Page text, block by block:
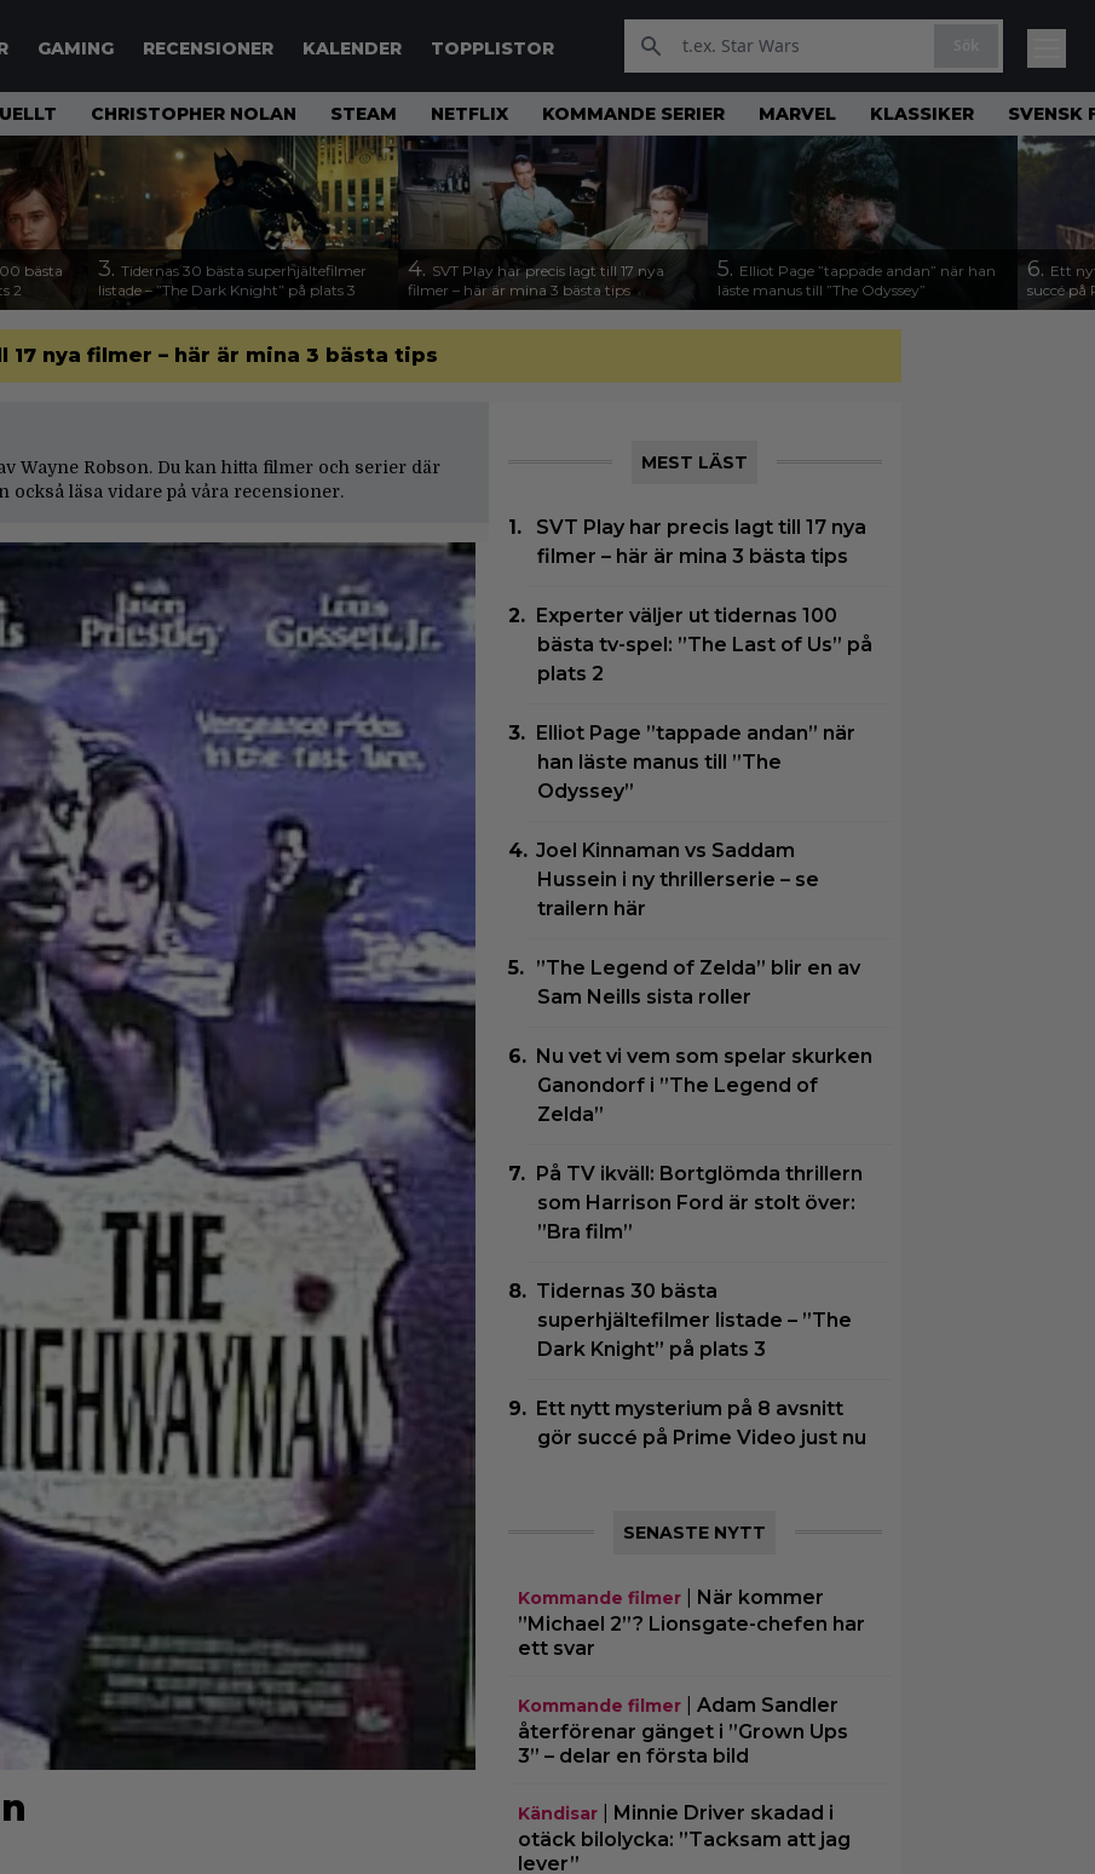
GAMING RECENSIONER KALENDER TOPPLISTOR
CHRISTOPHER NOLAN STEAM NETFLIX KOMMANDE SERIER MARVEL KLASSIKER SVENSK
bästa
2
3. Tidernas 30 bästa superhjältefilmer
listade – ”The Dark Knight” på plats 3
4. SVT Play har precis lagt till 17 nya
filmer – här är mina 3 bästa tips
5. Elliot Page ”tappade andan” när han
läste manus till ”The Odyssey”
6. Ett
succé på
17 nya filmer – här är mina 3 bästa tips
Wayne Robson. Du kan hitta filmer och serier där
också läsa vidare på våra recensioner.
MEST LÄST
SVT Play har precis lagt till 17 nya
filmer – här är mina 3 bästa tips
Experter väljer ut tidernas 100
bästa tv-spel: ”The Last of Us” på
plats 2
Elliot Page ”tappade andan” när
han läste manus till ”The
Odyssey”
Joel Kinnaman vs Saddam
Hussein i ny thrillerserie – se
trailern här
”The Legend of Zelda” blir en av
Sam Neills sista roller
Nu vet vi vem som spelar skurken
Ganondorf i ”The Legend of
Zelda”
På TV ikväll: Bortglömda thrillern
som Harrison Ford är stolt över:
”Bra film”
Tidernas 30 bästa
superhjältefilmer listade – ”The
Dark Knight” på plats 3
Ett nytt mysterium på 8 avsnitt
gör succé på Prime Video just nu
SENASTE NYTT
Kommande filmer| När kommer
”Michael 2”? Lionsgate-chefen har
ett svar
Kommande filmer| Adam Sandler
återförenar gänget i ”Grown Ups
3” – delar en första bild
Kändisar| Minnie Driver skadad i
otäck bilolycka: ”Tacksam att jag
lever”